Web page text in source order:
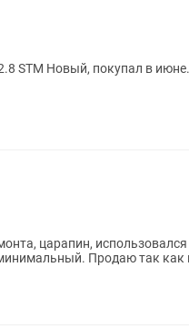
Объектив Canon RF 28mm f/2.8 STM
царапин,
Продаю так как